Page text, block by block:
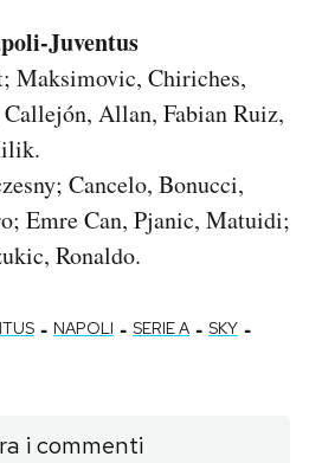
Juventus
Maksimovic, Chiriches,
Allan, Fabian Ruiz,
Cancelo, Bonucci,
Emre Can, Pjanic, Matuidi;
Ronaldo.
- NAPOLI - SERIE A - SKY -
i commenti